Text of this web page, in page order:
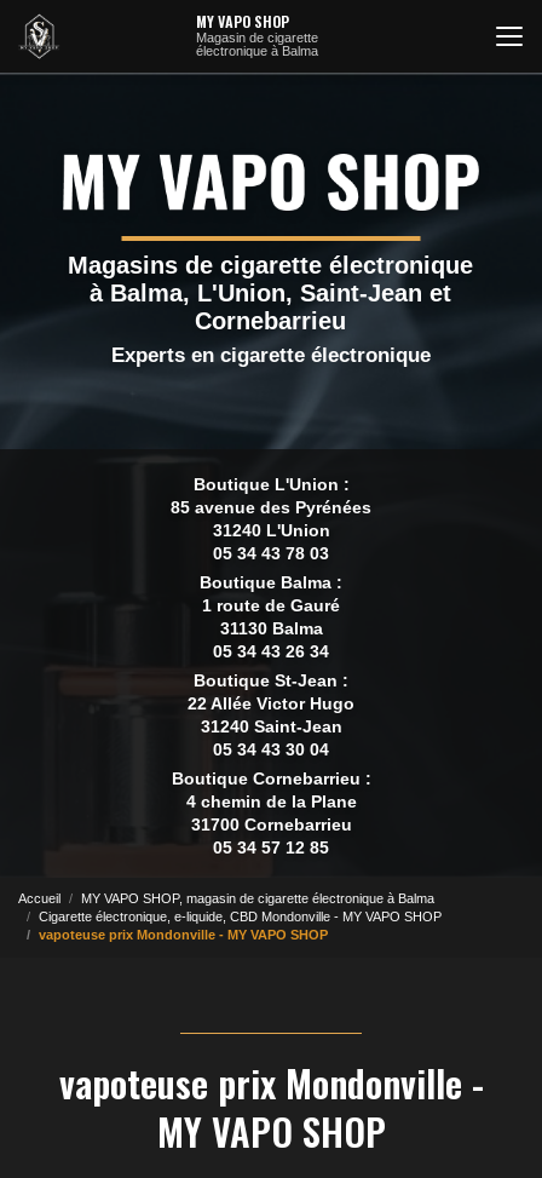
contenu
principal
MY VAPO SHOP
Magasin de cigarette
électronique à Balma
Magasins de cigarette électronique
à Balma, L'Union, Saint-Jean et
Cornebarrieu
Experts en cigarette électronique
Boutique L'Union :
85 avenue des Pyrénées
31240 L'Union
05 34 43 78 03
Boutique Balma :
1 route de Gauré
31130 Balma
05 34 43 26 34
Boutique St-Jean :
22 Allée Victor Hugo
31240 Saint-Jean
05 34 43 30 04
Boutique Cornebarrieu :
4 chemin de la Plane
31700 Cornebarrieu
05 34 57 12 85
Accueil
MY VAPO SHOP, magasin de cigarette électronique à Balma
Cigarette électronique, e-liquide, CBD Mondonville - MY VAPO SHOP
vapoteuse prix Mondonville - MY VAPO SHOP
vapoteuse prix Mondonville -
MY VAPO SHOP